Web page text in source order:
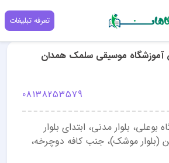
تعرفه تبلیغات
آموزشگاه موسیقی سلمک همدان
08138253579
بوعلی، بلوار مدنی، ابتدای بلوار
(بلوار موشک)، جنب کافه دوچرخه،